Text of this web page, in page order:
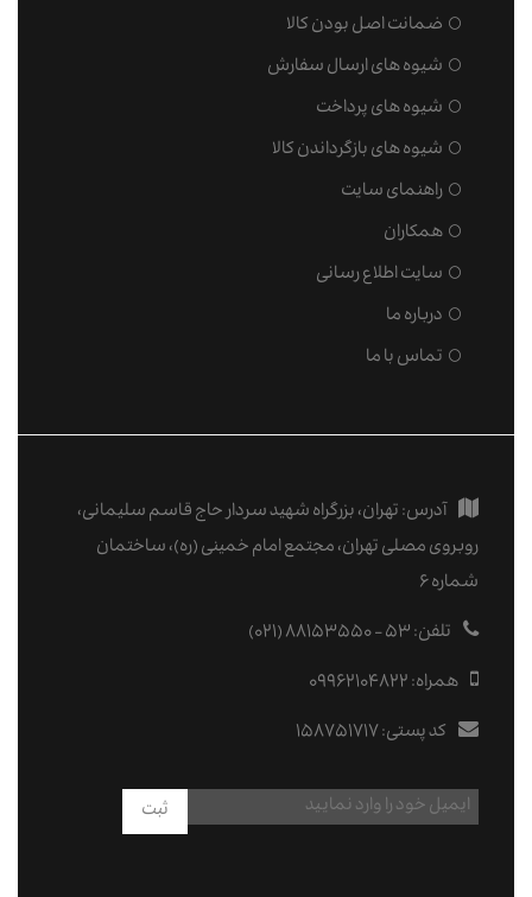
ضمانت اصل بودن کالا
شیوه های ارسال سفارش
شیوه های پرداخت
شیوه های بازگرداندن کالا
راهنمای سایت
همکاران
سایت اطلاع رسانی
درباره ما
تماس با ما
آدرس:تهران، بزرگراه شهید سردار حاج قاسم سلیمانی،
روبروی مصلی تهران، مجتمع امام خمینی (ره)، ساختمان
شماره ۶
تلفن:۵۳ - ۸۸۱۵۳۵۵۰ (۰۲۱)
همراه:09962104822
کد پستی:۱۵۸۷۵۱۷۱۷
ثبت